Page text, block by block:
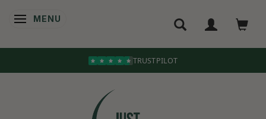
SKIFTE NAVIGATION
MENU
TRUSTPILOT